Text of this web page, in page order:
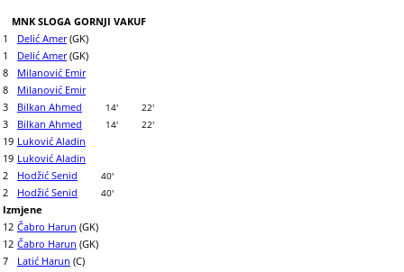
MNK SLOGA GORNJI VAKUF
1
Delić Amer(GK)
1
Delić Amer(GK)
8
Milanović Emir
8
Milanović Emir
3
Bilkan Ahmed 14' 22'
3 Bilkan Ahmed 14' 22'
19 Luković Aladin
19 Luković Aladin
2
Hodžić Senid 40'
2 Hodžić Senid 40'
Izmjene
12 Čabro Harun (GK)
12 Čabro Harun (GK)
7
Latić Harun (C)